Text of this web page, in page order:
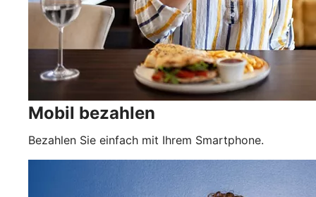
Mobil bezahlen
Bezahlen Sie einfach mit Ihrem Smartphone.